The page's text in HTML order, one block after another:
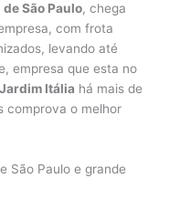
São Paulo, chega
com frota
levando até
empresa que esta no
Itália há mais de
comprova o melhor
São Paulo e grande